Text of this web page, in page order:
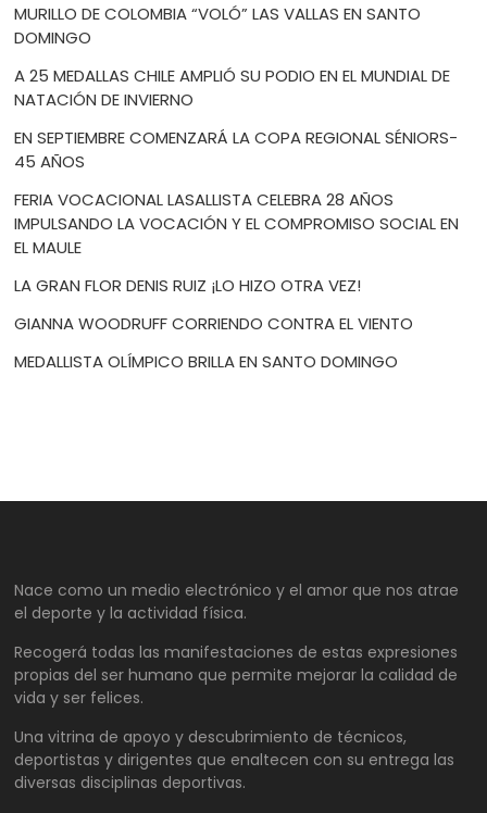
MURILLO DE COLOMBIA “VOLÓ” LAS VALLAS EN SANTO
DOMINGO
A 25 MEDALLAS CHILE AMPLIÓ SU PODIO EN EL MUNDIAL DE
NATACIÓN DE INVIERNO
EN SEPTIEMBRE COMENZARÁ LA COPA REGIONAL SÉNIORS-
45 AÑOS
FERIA VOCACIONAL LASALLISTA CELEBRA 28 AÑOS
IMPULSANDO LA VOCACIÓN Y EL COMPROMISO SOCIAL EN
EL MAULE
LA GRAN FLOR DENIS RUIZ ¡LO HIZO OTRA VEZ!
GIANNA WOODRUFF CORRIENDO CONTRA EL VIENTO
MEDALLISTA OLÍMPICO BRILLA EN SANTO DOMINGO
Nace como un medio electrónico y el amor que nos atrae
el deporte y la actividad física.
Recogerá todas las manifestaciones de estas expresiones
propias del ser humano que permite mejorar la calidad de
vida y ser felices.
Una vitrina de apoyo y descubrimiento de técnicos,
deportistas y dirigentes que enaltecen con su entrega las
diversas disciplinas deportivas.